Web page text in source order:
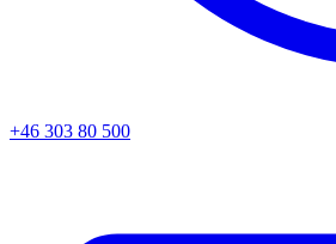
+46 303 80 500